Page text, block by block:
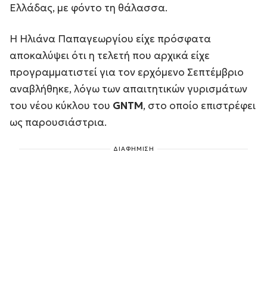
Ελλάδας, με φόντο τη θάλασσα.
Η Ηλιάνα Παπαγεωργίου είχε πρόσφατα
αποκαλύψει ότι η τελετή που αρχικά είχε
προγραμματιστεί για τον ερχόμενο Σεπτέμβριο
αναβλήθηκε, λόγω των απαιτητικών γυρισμάτων
του νέου κύκλου του GNTM, στο οποίο επιστρέφει
ως παρουσιάστρια.
ΔΙΑΦΗΜΙΣΗ